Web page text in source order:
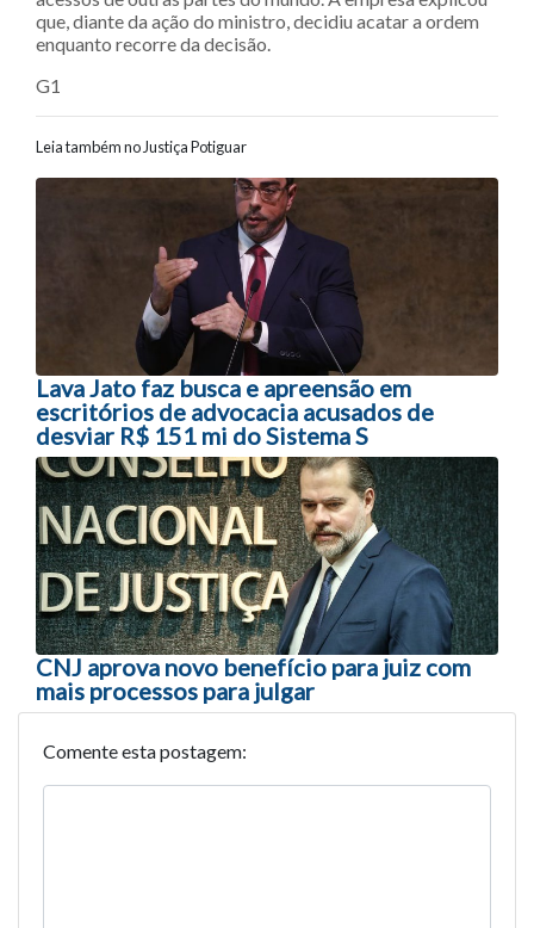
que, diante da ação do ministro, decidiu acatar a ordem
enquanto recorre da decisão.
G1
Leia também no Justiça Potiguar
Navegação entre posts
Lava Jato faz busca e apreensão em
escritórios de advocacia acusados de
desviar R$ 151 mi do Sistema S
CNJ aprova novo benefício para juiz com
mais processos para julgar
Comente esta postagem: